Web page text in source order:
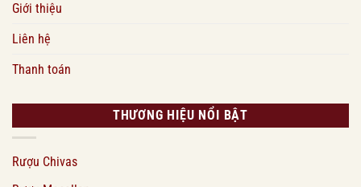
Giới thiệu
Liên hệ
Thanh toán
THƯƠNG HIỆU NỔI BẬT
Rượu Chivas